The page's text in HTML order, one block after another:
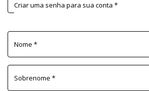
Criar uma senha para sua conta *
Nome *
Sobrenome *